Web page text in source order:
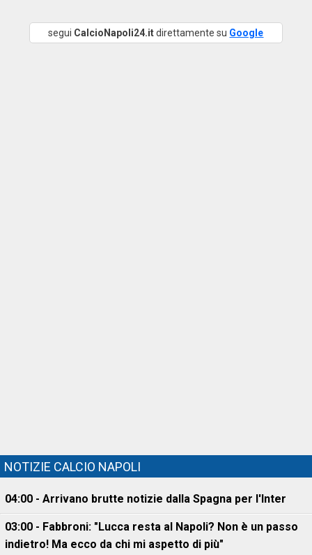
segui CalcioNapoli24.itdirettamente su Google
NOTIZIE CALCIO NAPOLI
04:00 - Arrivano brutte notizie dalla Spagna per l'Inter
03:00 - Fabbroni: "Lucca resta al Napoli? Non è un passo
indietro! Ma ecco da chi mi aspetto di più"